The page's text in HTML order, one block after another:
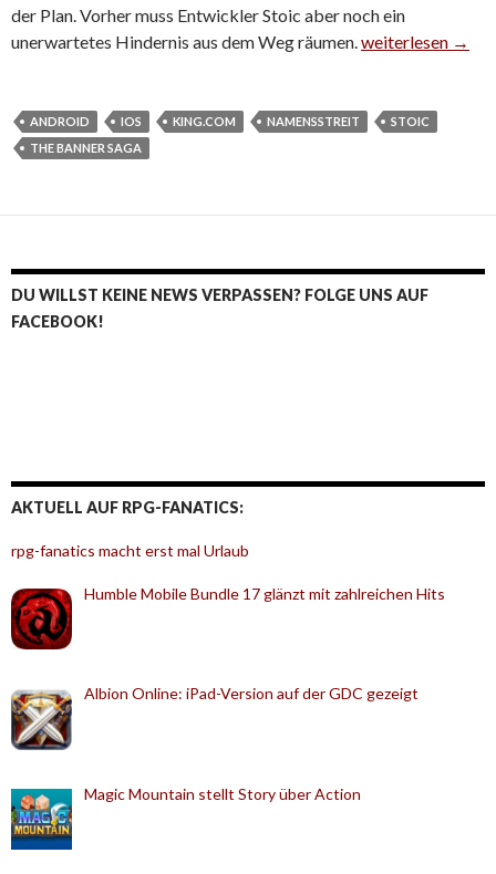
der Plan. Vorher muss Entwickler Stoic aber noch ein
unerwartetes Hindernis aus dem Weg räumen. The Banner
weiterlesen →
ANDROID IOS KING.COM NAMENSSTREIT
STOIC
THE BANNER SAGA
DU WILLST KEINE NEWS VERPASSEN? FOLGE UNS AUF
FACEBOOK!
AKTUELL AUF RPG-FANATICS:
rpg-fanatics macht erst mal Urlaub
Humble Mobile Bundle 17 glänzt mit zahlreichen Hits
Albion Online: iPad-Version auf der GDC gezeigt
Magic Mountain stellt Story über Action